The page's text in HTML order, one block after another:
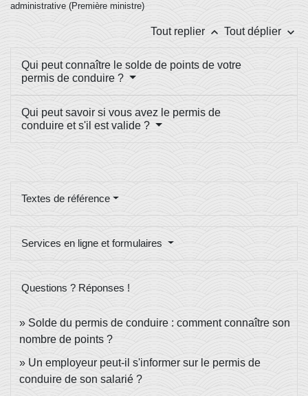
administrative (Première ministre)
Tout replier keyboard_arrow_up Tout déplier keyboard_arrow_down
Qui peut connaître le solde de points de votre
permis de conduire ?
Qui peut savoir si vous avez le permis de
conduire et s'il est valide ?
Textes de référence
Services en ligne et formulaires
Questions ? Réponses !
Solde du permis de conduire : comment connaître son
nombre de points ?
Un employeur peut-il s'informer sur le permis de
conduire de son salarié ?